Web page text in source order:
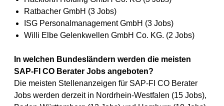
Ratbacher GmbH (3 Jobs)
ISG Personalmanagement GmbH (3 Jobs)
Willi Elbe Gelenkwellen GmbH Co. KG. (2 Jobs)
In welchen Bundesländern werden die meisten
SAP-FI CO Berater Jobs angeboten?
Die meisten Stellenanzeigen für SAP-FI CO Berater
Jobs werden derzeit in Nordrhein-Westfalen (15 Jobs),